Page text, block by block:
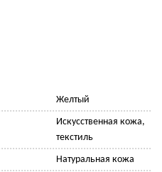
Желтый
Искусственная кожа,
текстиль
Натуральная кожа